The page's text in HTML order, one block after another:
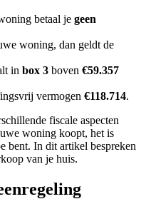
betaal je geen
woning, dan geldt de
in box 3 boven €59.357
vermogen €118.714.
fiscale aspecten
woning koopt, het is
bent. In dit artikel bespreken
van je huis.